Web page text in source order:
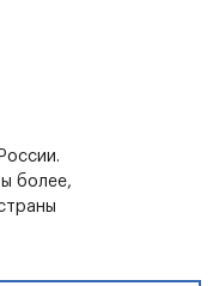
более,